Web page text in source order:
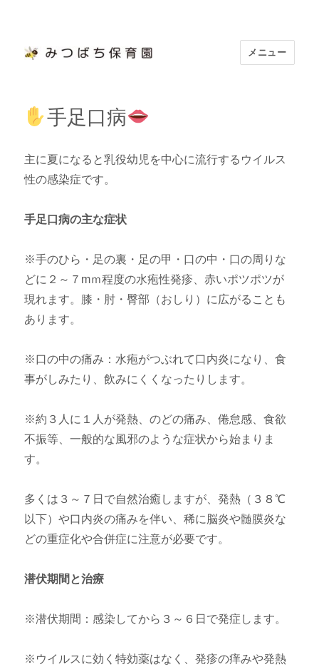
メニュー
手足口病
主に夏になると乳役幼児を中心に流行するウイルス
性の感染症です。
手足口病の主な症状
※手のひら・足の裏・足の甲・口の中・口の周りな
どに２～７mｍ程度の水疱性発疹、赤いポツポツが
現れます。膝・肘・臀部（おしり）に広がることも
あります。
※口の中の痛み：水疱がつぶれて口内炎になり、食
事がしみたり、飲みにくくなったりします。
※約３人に１人が発熱、のどの痛み、倦怠感、食欲
不振等、一般的な風邪のような症状から始まりま
す。
多くは３～７日で自然治癒しますが、発熱（３８℃
以下）や口内炎の痛みを伴い、稀に脳炎や髄膜炎な
どの重症化や合併症に注意が必要です。
潜伏期間と治療
※潜伏期間：感染してから３～６日で発症します。
※ウイルスに効く特効薬はなく、発疹の痒みや発熱